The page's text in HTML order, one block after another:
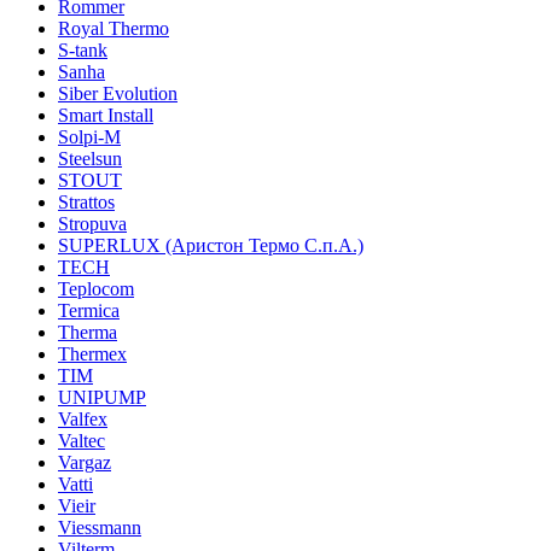
Rommer
Royal Thermo
S-tank
Sanha
Siber Evolution
Smart Install
Solpi-M
Steelsun
STOUT
Strattos
Stropuva
SUPERLUX (Аристон Термо С.п.А.)
TECH
Teplocom
Termica
Therma
Thermex
TIM
UNIPUMP
Valfex
Valtec
Vargaz
Vatti
Vieir
Viessmann